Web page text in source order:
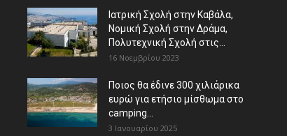
Ιατρική Σχολή στην Καβάλα,
Νομική Σχολή στην Δράμα,
Πολυτεχνική Σχολή στις...
16 Νοεμβρίου 2023
Ποιος θα έδινε 300 χιλιάρικα
ευρώ για ετήσιο μίσθωμα στο
camping...
3 Ιανουαρίου 2025